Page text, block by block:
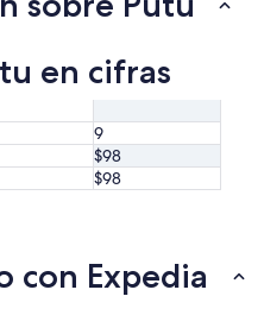
en cifras
9
$98
$98
con Expedia